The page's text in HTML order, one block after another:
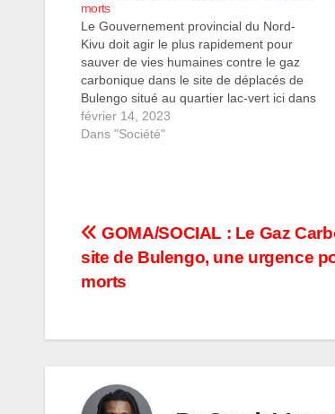
morts
Le Gouvernement provincial du Nord-
Kivu doit agir le plus rapidement pour
sauver de vies humaines contre le gaz
carbonique dans le site de déplacés de
Bulengo situé au quartier lac-vert ici dans
la ville de Goma. C’est appelle est de la
société civile du Congo noyau de Goma,
février 14, 2023
Dans "Société"
Navigation
de
GOMA/SOCIAL : Le Gaz
site de Bulengo, une urgence
morts